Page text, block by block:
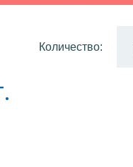
Количество: